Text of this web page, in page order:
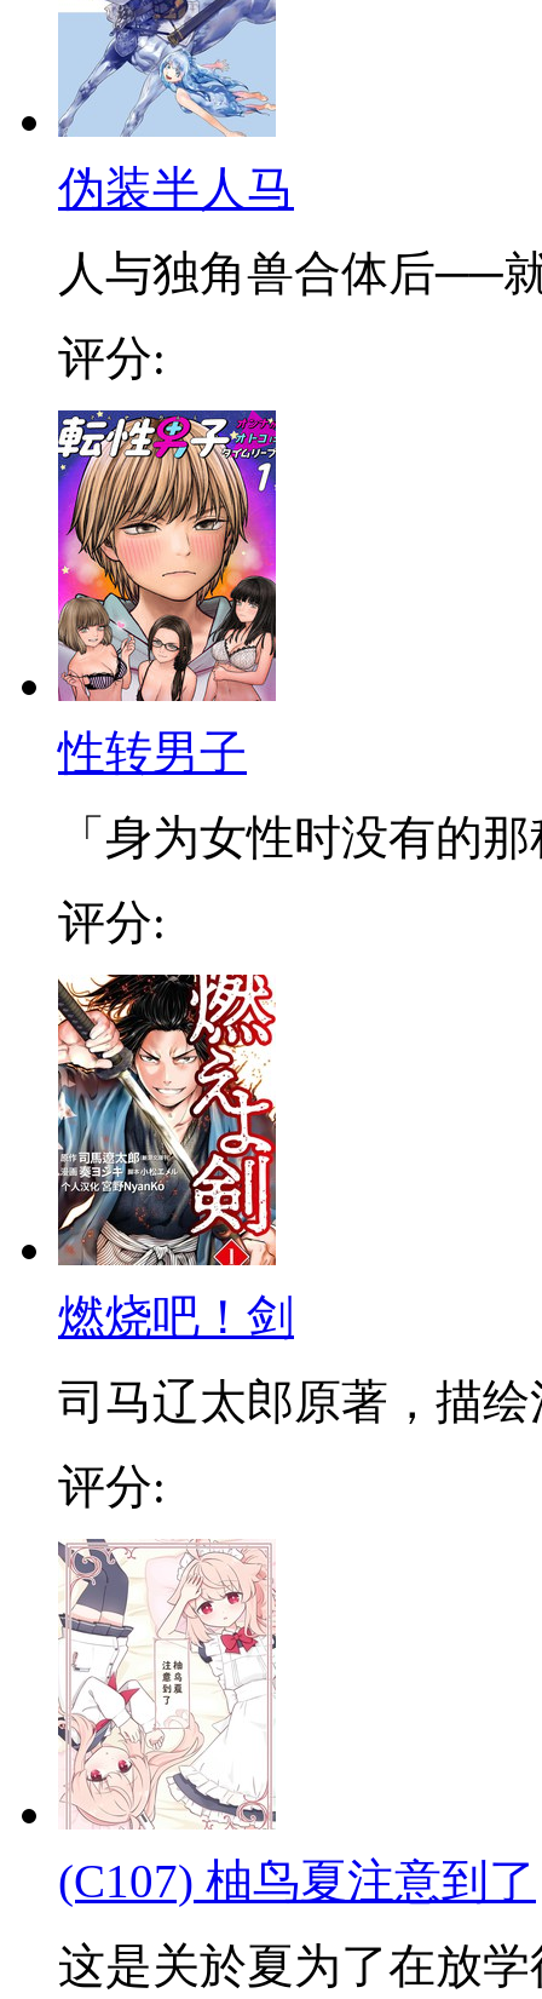
伪装半人马
人与独角兽合体后──
评分:
性转男子
「身为女性时没有的
评分:
燃烧吧！剑
司马辽太郎原著，描绘
评分:
(C107) 柚鸟夏注意到了
这是关於夏为了在放学